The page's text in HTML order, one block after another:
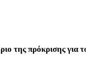
της πρόκρισης